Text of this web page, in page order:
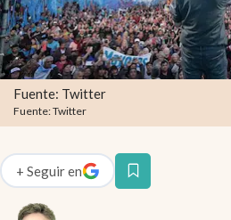
abre en nueva pestaña
Argentina
Fuente: Twitter
Fuente: Twitter
+ Seguiren
abre en nueva pestaña